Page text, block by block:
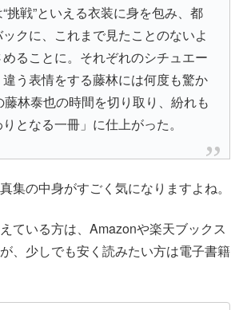
挑戦”といえる衣装に身を包み、都
クに、これまで見たことのないよ
ることに。それぞれのシチュエー
う表情をする藤林には何度も驚か
藤林泰也の時間を切り取り、紛れも
となる一冊」に仕上がった。
集の中身がすごく気になりますよね。
ている方は、Amazonや楽天ブックス
、少しでも安く読みたい方は電子書籍